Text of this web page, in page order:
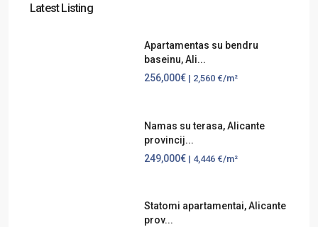
Latest Listing
Apartamentas su bendru
baseinu, Ali...
256,000€ | 2,560 €/m²
Namas su terasa, Alicante
provincij...
249,000€ | 4,446 €/m²
Statomi apartamentai, Alicante
prov...